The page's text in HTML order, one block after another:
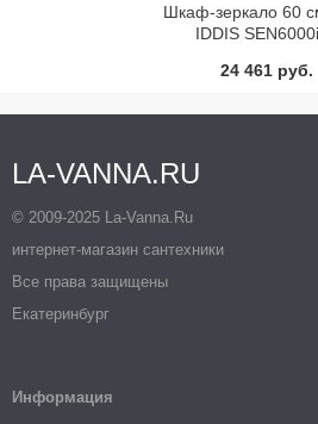
Шкаф-зеркало 60
IDDIS
24 461 руб.
LA-VANNA.RU
© 2009-2025 La-Vanna.Ru
интернет-магазин сантехники
Все права защищены
Екатеринбург
Информация